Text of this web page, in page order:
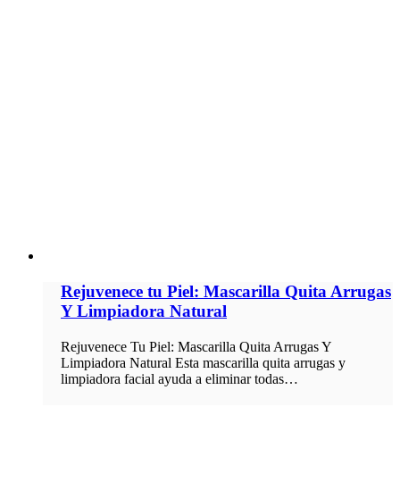
Rejuvenece tu Piel: Mascarilla Quita Arrugas
Y Limpiadora Natural
Rejuvenece Tu Piel: Mascarilla Quita Arrugas Y
Limpiadora Natural Esta mascarilla quita arrugas y
limpiadora facial ayuda a eliminar todas…